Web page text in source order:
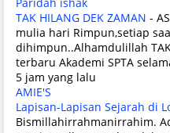
TAK HILANG DEK ZAMAN -
mulia hari Rimpun,setiap
dihimpun..Alhamdulillah
terbaru Akademi SPTA
5 jam yang lalu
AMIE'S
Lapisan-Lapisan Sejarah di
Bismillahirrahmanirrahim.